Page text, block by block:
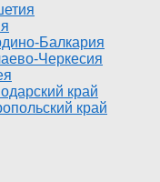
Балкария
Черкесия
край
край